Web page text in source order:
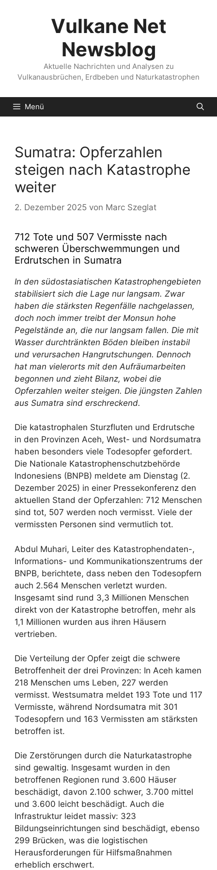
Vulkane Net
Newsblog
Aktuelle Nachrichten und Analysen zu
Vulkanausbrüchen, Erdbeben und Naturkatastrophen
Menü
Sumatra: Opferzahlen
steigen nach Katastrophe
weiter
2. Dezember 2025 von Marc Szeglat
712 Tote und 507 Vermisste nach
schweren Überschwemmungen und
Erdrutschen in Sumatra
In den südostasiatischen Katastrophengebieten
stabilisiert sich die Lage nur langsam. Zwar
haben die stärksten Regenfälle nachgelassen,
doch noch immer treibt der Monsun hohe
Pegelstände an, die nur langsam fallen. Die mit
Wasser durchtränkten Böden bleiben instabil
und verursachen Hangrutschungen. Dennoch
hat man vielerorts mit den Aufräumarbeiten
begonnen und zieht Bilanz, wobei die
Opferzahlen weiter steigen. Die jüngsten Zahlen
aus Sumatra sind erschreckend.
Die katastrophalen Sturzfluten und Erdrutsche
in den Provinzen Aceh, West- und Nordsumatra
haben besonders viele Todesopfer gefordert.
Die Nationale Katastrophenschutzbehörde
Indonesiens (BNPB) meldete am Dienstag (2.
Dezember 2025) in einer Pressekonferenz den
aktuellen Stand der Opferzahlen: 712 Menschen
sind tot, 507 werden noch vermisst. Viele der
vermissten Personen sind vermutlich tot.
Abdul Muhari, Leiter des Katastrophendaten-,
Informations- und Kommunikationszentrums der
BNPB, berichtete, dass neben den Todesopfern
auch 2.564 Menschen verletzt wurden.
Insgesamt sind rund 3,3 Millionen Menschen
direkt von der Katastrophe betroffen, mehr als
1,1 Millionen wurden aus ihren Häusern
vertrieben.
Die Verteilung der Opfer zeigt die schwere
Betroffenheit der drei Provinzen: In Aceh kamen
218 Menschen ums Leben, 227 werden
vermisst. Westsumatra meldet 193 Tote und 117
Vermisste, während Nordsumatra mit 301
Todesopfern und 163 Vermissten am stärksten
betroffen ist.
Die Zerstörungen durch die Naturkatastrophe
sind gewaltig. Insgesamt wurden in den
betroffenen Regionen rund 3.600 Häuser
beschädigt, davon 2.100 schwer, 3.700 mittel
und 3.600 leicht beschädigt. Auch die
Infrastruktur leidet massiv: 323
Bildungseinrichtungen sind beschädigt, ebenso
299 Brücken, was die logistischen
Herausforderungen für Hilfsmaßnahmen
erheblich erschwert.